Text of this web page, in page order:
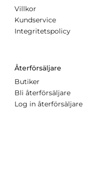
Villkor
Kundservice
Integritetspolicy
Återförsäljare
Butiker
Bli återförsäljare
Log in återförsäljare